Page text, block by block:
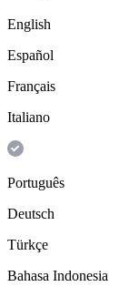
English
Español
Français
Italiano
Português
Deutsch
Türkçe
Bahasa Indonesia